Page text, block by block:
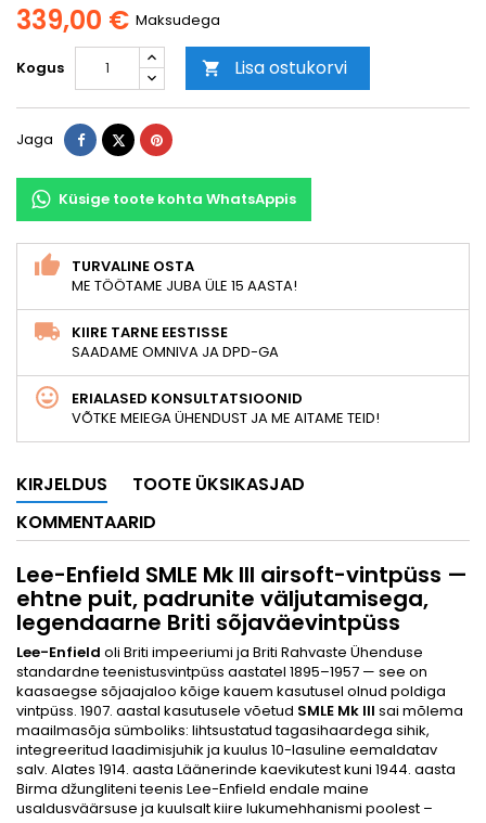
339,00 € Maksudega
Kogus  Lisa ostukorvi
Jaga Jaga TweetPinterest
Küsige toote kohta WhatsAppis
TURVALINE OSTA
ME TÖÖTAME JUBA ÜLE 15 AASTA!
KIIRE TARNE EESTISSE
SAADAME OMNIVA JA DPD-GA
ERIALASED KONSULTATSIOONID
VÕTKE MEIEGA ÜHENDUST JA ME AITAME TEID!
KIRJELDUS
TOOTE ÜKSIKASJAD
KOMMENTAARID
Lee-Enfield SMLE Mk III airsoft-vintpüss —
ehtne puit, padrunite väljutamisega,
legendaarne Briti sõjaväevintpüss
Lee-Enfield oli Briti impeeriumi ja Briti Rahvaste Ühenduse
standardne teenistusvintpüss aastatel 1895–1957 — see on
kaasaegse sõjaajaloo kõige kauem kasutusel olnud poldiga
vintpüss. 1907. aastal kasutusele võetud SMLE Mk III sai mõlema
maailmasõja sümboliks: lihtsustatud tagasihaardega sihik,
integreeritud laadimisjuhik ja kuulus 10-lasuline eemaldatav
salv. Alates 1914. aasta Läänerinde kaevikutest kuni 1944. aasta
Birma džungliteni teenis Lee-Enfield endale maine
usaldusväärsuse ja kuulsalt kiire lukumehhanismi poolest –